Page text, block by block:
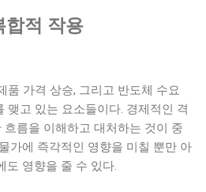
합적 작용
품 가격 상승, 그리고 반도체 수요
맺고 있는 요소들이다. 경제적인 격
름을 이해하고 대처하는 것이 중
가에 즉각적인 영향을 미칠 뿐만 아
도 영향을 줄 수 있다.